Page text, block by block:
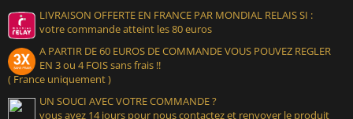
LIVRAISON OFFERTE EN FRANCE PAR MONDIAL RELAIS SI :
votre commande atteint les 80 euros
A PARTIR DE 60 EUROS DE COMMANDE VOUS POUVEZ REGLER
EN 3 ou 4 FOIS sans frais !!
( France uniquement )
UN SOUCI AVEC VOTRE COMMANDE ?
vous avez 14 jours pour nous contactez et renvoyer le produit